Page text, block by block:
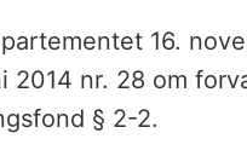
16.
2014 nr. 28 om
§ 2-2.